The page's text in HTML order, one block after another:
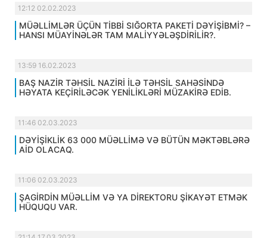
12:12 02.02.2023
MÜƏLLİMLƏR ÜÇÜN TİBBİ SIĞORTA PAKETİ DƏYİŞİBMİ? –
HANSI MÜAYİNƏLƏR TAM MALİYYƏLƏŞDİRİLİR?.
13:59 16.02.2023
BAŞ NAZİR TƏHSİL NAZİRİ İLƏ TƏHSİL SAHƏSİNDƏ
HƏYATA KEÇİRİLƏCƏK YENİLİKLƏRİ MÜZAKİRƏ EDİB.
11:46 02.03.2023
DƏYİŞİKLİK 63 000 MÜƏLLİMƏ VƏ BÜTÜN MƏKTƏBLƏRƏ
AİD OLACAQ.
11:06 02.03.2023
ŞAGİRDİN MÜƏLLİM VƏ YA DİREKTORU ŞİKAYƏT ETMƏK
HÜQUQU VAR.